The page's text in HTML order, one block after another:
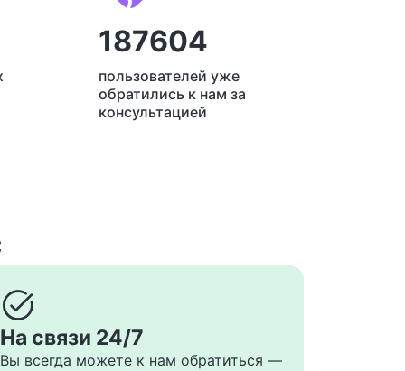
187604
пользователей уже
обратились к нам за
консультацией
task_alt
На связи 24/7
Вы всегда можете к нам обратиться —